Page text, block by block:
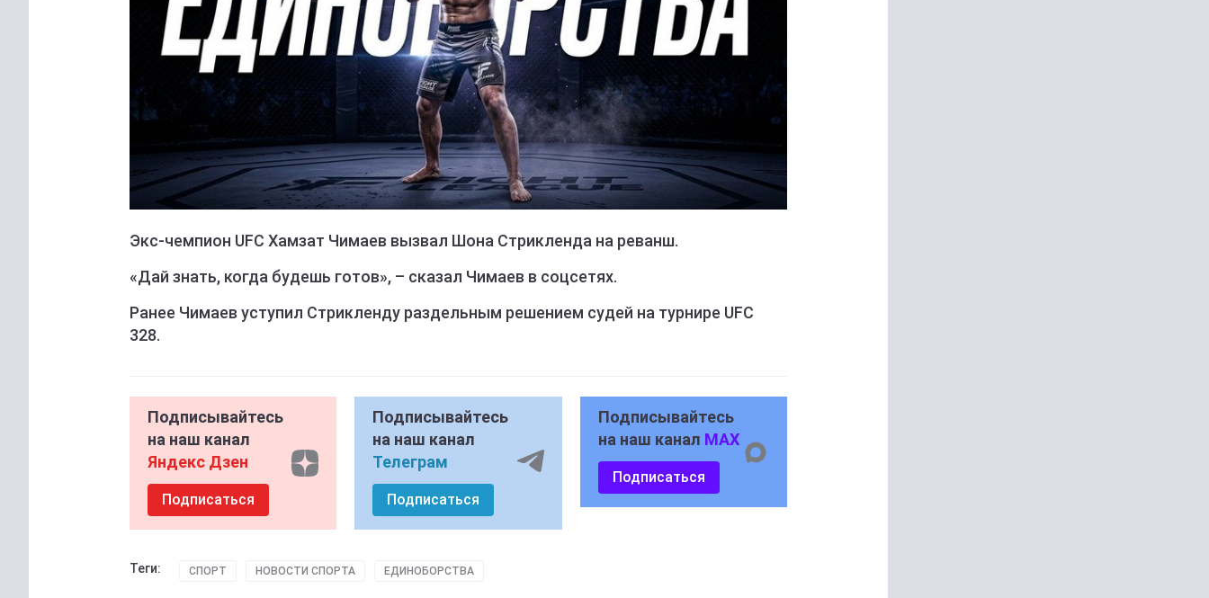
Экс-чемпион UFC Хамзат Чимаев вызвал Шона Стрикленда на реванш.
«Дай знать, когда будешь готов», – сказал Чимаев в соцсетях.
Ранее Чимаев уступил Стрикленду раздельным решением судей на турнире UFC
328.
Подписывайтесь
на наш канал
Яндекс Дзен
Подписаться
Подписывайтесь
на наш канал
Телеграм
Подписаться
Подписывайтесь
на наш канал MAX
Подписаться
Теги: СПОРТ НОВОСТИ СПОРТА ЕДИНОБОРСТВА